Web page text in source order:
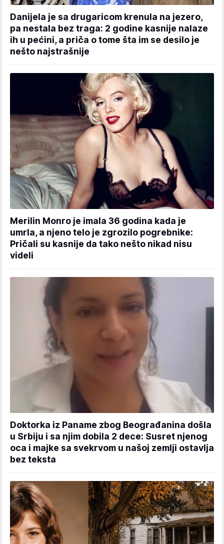
Danijela je sa drugaricom krenula na jezero,
pa nestala bez traga: 2 godine kasnije nalaze
ih u pećini, a priča o tome šta im se desilo je
nešto najstrašnije
Merilin Monro je imala 36 godina kada je
umrla, a njeno telo je zgrozilo pogrebnike:
Pričali su kasnije da tako nešto nikad nisu
videli
Doktorka iz Paname zbog Beograđanina došla
u Srbiju i sa njim dobila 2 dece: Susret njenog
oca i majke sa svekrvom u našoj zemlji ostavlja
bez teksta